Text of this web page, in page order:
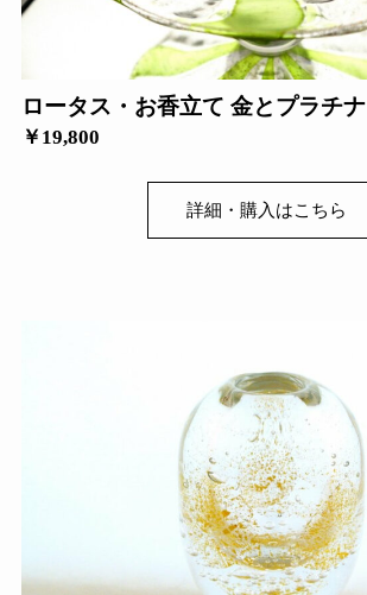
ロータス・お香立て 金とプラチナ
￥19,800
詳細・購入はこちら